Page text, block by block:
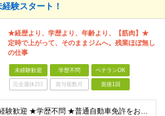
験スタート！
★経歴より、学歴より、年齢より、【筋肉】★
定時で上がって、そのままジムへ。残業ほぼ無し
の仕事
未経験歓迎 学歴不問 ベテランOK
完全週休2日 賞与複数月 面接1回
★未経験歓迎 ★学歴不問 ★普通自動車免許をお持ちの方 面接では学歴や過去の経験は一切こだわりません！ チャレンジしてみたいという気持ちがあれば、 誰でもご応募してください◎